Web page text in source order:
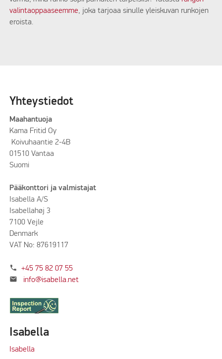
valintaoppaaseemme, joka tarjoaa sinulle yleiskuvan runkojen
eroista.
Yhteystiedot
Maahantuoja
Kama Fritid Oy
Koivuhaantie 2-4B
01510 Vantaa
Suomi
Pääkonttori ja valmistajat
Isabella A/S
Isabellahøj 3
7100 Vejle
Denmark
VAT No: 87619117
phone +45 75 82 07 55
mail info@isabella.net
Isabella
Isabella